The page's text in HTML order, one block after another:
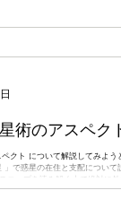
術のアスペク
ト について解説してみようと思いま
」で惑星の在住と支配につい
コープを読み解く上で絶対に